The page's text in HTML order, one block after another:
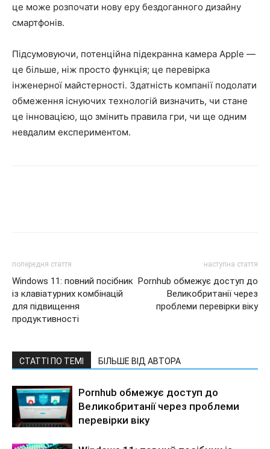
це може розпочати нову еру бездоганного дизайну
смартфонів.
Підсумовуючи, потенційна підекранна камера Apple —
це більше, ніж просто функція; це перевірка
інженерної майстерності. Здатність компанії подолати
обмеження існуючих технологій визначить, чи стане
це інновацією, що змінить правила гри, чи ще одним
невдалим експериментом.
попередня стаття
Windows 11: повний посібник
із клавіатурних комбінацій
для підвищення
продуктивності
наступна стаття
Pornhub обмежує доступ до
Великобританії через
проблеми перевірки віку
СТАТТІ ПО ТЕМІ БІЛЬШЕ ВІД АВТОРА
Pornhub обмежує доступ до
Великобританії через проблеми
перевірки віку